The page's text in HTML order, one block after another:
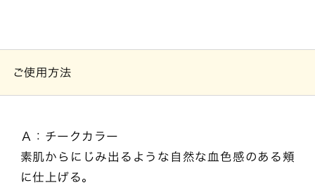
ご使用方法
Ａ：チークカラー
素肌からにじみ出るような自然な血色感のある頬
に仕上げる。